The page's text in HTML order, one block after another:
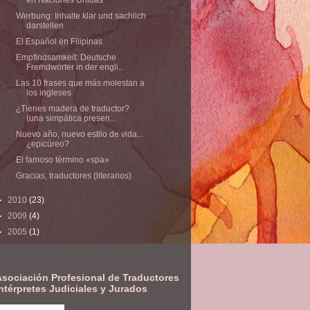
Werbung: Inhalte klar und sachlich
darstellen
El Español en Filipinas
Empfindsamkeit: Deutsche
Fremdwörter in der engli...
Las 10 frases que más molestan a
los ingleses
¿Tienes madera de traductor?
(una simpática presen...
Nuevo año, nuevo estilo de vida...
¿epicúreo?
El famoso término «spa»
Gracias, traductores (literarios)
2010 (23)
2009 (4)
2005 (1)
Profesional de Traductores
Judiciales y Jurados